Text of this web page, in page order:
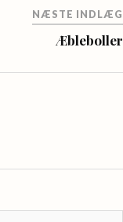
NÆSTE INDLÆG
Æbleboller